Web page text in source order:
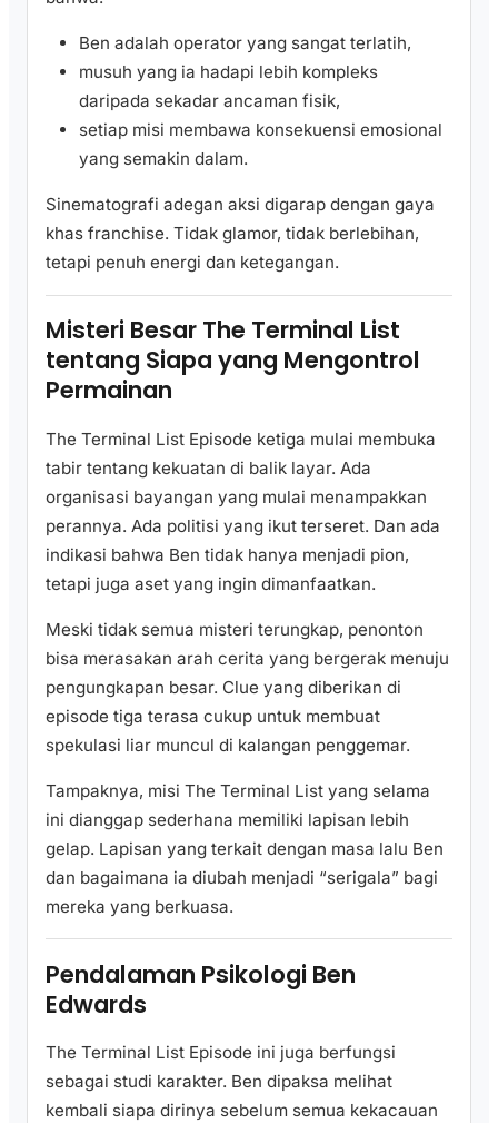
Ben adalah operator yang sangat terlatih,
musuh yang ia hadapi lebih kompleks
daripada sekadar ancaman fisik,
setiap misi membawa konsekuensi emosional
yang semakin dalam.
Sinematografi adegan aksi digarap dengan gaya
khas franchise. Tidak glamor, tidak berlebihan,
tetapi penuh energi dan ketegangan.
Misteri Besar The Terminal List
tentang Siapa yang Mengontrol
Permainan
The Terminal List Episode ketiga mulai membuka
tabir tentang kekuatan di balik layar. Ada
organisasi bayangan yang mulai menampakkan
perannya. Ada politisi yang ikut terseret. Dan ada
indikasi bahwa Ben tidak hanya menjadi pion,
tetapi juga aset yang ingin dimanfaatkan.
Meski tidak semua misteri terungkap, penonton
bisa merasakan arah cerita yang bergerak menuju
pengungkapan besar. Clue yang diberikan di
episode tiga terasa cukup untuk membuat
spekulasi liar muncul di kalangan penggemar.
Tampaknya, misi The Terminal List yang selama
ini dianggap sederhana memiliki lapisan lebih
gelap. Lapisan yang terkait dengan masa lalu Ben
dan bagaimana ia diubah menjadi “serigala” bagi
mereka yang berkuasa.
Pendalaman Psikologi Ben
Edwards
The Terminal List Episode ini juga berfungsi
sebagai studi karakter. Ben dipaksa melihat
kembali siapa dirinya sebelum semua kekacauan